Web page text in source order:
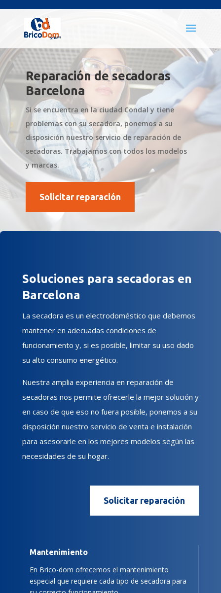
Reparación de secadoras
Barcelona
Si se encuentra en la ciudad Condal y tiene
problemas con su secadora, ponemos a su
disposición nuestro servicio de reparación de
secadoras. Trabajamos con todos los modelos
y marcas.
Solicitar reparación
Soluciones para secadoras en
Barcelona
La secadora es un electrodoméstico que debemos
mantener en adecuadas condiciones de
funcionamiento y, si es posible, limitar su uso dado
su alto consumo energético.
Nuestra amplia experiencia en reparación de
secadoras nos permite ofrecerle la mejor solución y
en caso de que eso no fuera posible, ponemos a su
disposición nuestro servicio de venta e instalación
para asesorarle en los mejores modelos según las
necesidades de su hogar.
Solicitar reparación
Mantenimiento
En Brico-dom ofrecemos el mantenimiento
especial que requiere cada tipo de secadora para